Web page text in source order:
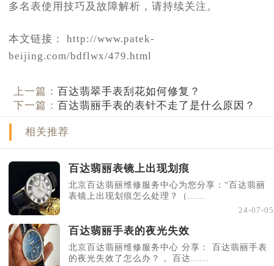
多名表使用技巧及故障解析，请持续关注。
本文链接： http://www.patek-
beijing.com/bdflwx/479.html
上一篇：百达翡翠手表刮花如何修复？
下一篇：百达翡丽手表的表针不走了是什么原因？
相关推荐
百达翡丽表镜上出现划痕
北京百达翡丽维修服务中心为您分享：“百达翡丽
表镜上出现划痕怎么处理？（......
24-07-05
百达翡丽手表的夜光失效
北京百达翡丽维修服务中心 分享： 百达翡丽手表
的夜光失效了怎么办？ 。百达......